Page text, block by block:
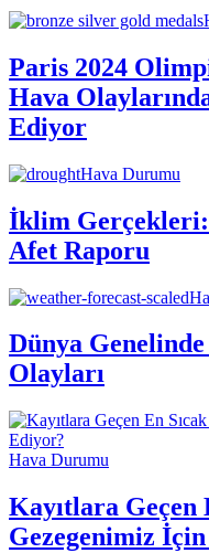
Paris 2024
Hava
Ediyor
Hava Durumu
İklim
Afet Raporu
Dünya
Olayları
Hava Durumu
Kayıtlara Geçen
Gezegenimiz